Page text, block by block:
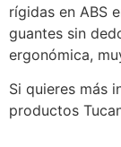
rígidas en ABS
guantes sin
ergonómica,
Si quieres más
productos